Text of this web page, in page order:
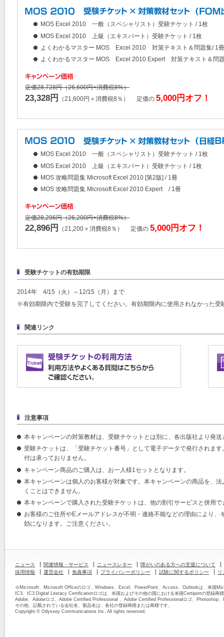
MOS Excel 2010 一般（スペシャリスト）受験チケット / 1枚
MOS Excel 2010 上級（エキスパート）受験チケット / 1枚
よくわかるマスター MOS Excel 2010 対策テキスト＆問題集/ 1冊
よくわかるマスター MOS Excel 2010 Expert 対策テキスト＆問
定価28,728円（26,600円+消費税8%）
23,328円 （21,600円＋消費税8％） 定価の 5,000円オフ！
MOS Excel 2010 一般（スペシャリスト）受験チケット / 1枚
MOS Excel 2010 上級（エキスパート）受験チケット / 1枚
MOS 攻略問題集 Microsoft Excel 2010 [第2版] / 1冊
MOS 攻略問題集 Microsoft Excel 2010 Expert / 1冊
定価28,296円（26,200円+消費税8%）
22,896円 （21,200＋消費税8％） 定価の 5,000円オフ！
受験チケットの有効期限
2014年 4/15（火）～12/15（月）まで
※有効期限内で受験を完了してください。有効期限内に使用されなかった受
関連リンク
注意事項
本キャンペーンの対策教材は、受験チケットとは別に、各出版社より発送
受験チケットは、「受験チケット番号」として電子データで発行されま
付は承っておりません。
キャンペーン商品のご購入は、お一人様1セットとなります。
本キャンペーンは個人のお客様が対象です。本キャンペーンの商品を、
くことはできません。
本キャンペーンで購入された受験チケットは、他の割引サービスと併用で
お客様のご住所やEメールアドレスが不明・連絡不能などの理由により
効になります。ご注意ください。
ニュース 関連情報・サービス ニュースレター
障がいのある方への支援について
採用情報
運営会社 免責事項 プライバシーポリシー 試験に関するポリシー
※Microsoft、Microsoft Officeのロゴ、Windows、Excel、PowerPoint、Access、Outlookは、米国
IC3、IC3 Digital Literacy Certificationロゴは、米国およびその他の国における米国Certiportの登録商
Adobe、Adobeロゴ、Adobe Certified Professional 、Adobe Certified Professionalロゴ、Photoshop
その他、記載されている会社名、製品名は、各社の登録商標または商標です。
Copyright © Odyssey Communications Inc. All rights reserved.